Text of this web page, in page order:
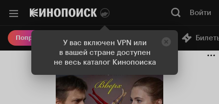
У вас включен VPN или
в вашей стране доступен
не весь каталог Кинопоиска
Войти
Попробовать Плюс Онлайн-кинотеатр